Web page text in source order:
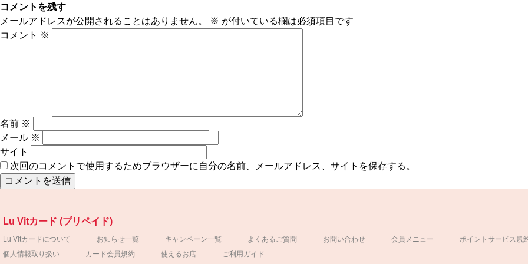
コメントを残す
メールアドレスが公開されることはありません。
※ が付いている欄は必須項目です
コメント ※
名前 ※
メール ※
サイト
次回のコメントで使用するためブラウザーに自分の名前、メールアドレス、サイトを保存する。
Lu Vitカード (プリペイド)
Lu Vitカードについて お知らせ一覧 キャンペーン一覧 よくあるご質問 お問い合わせ 会員メニュー
ポイントサービス規
個人情報取り扱い
カード会員規約 使えるお店 ご利用ガイド